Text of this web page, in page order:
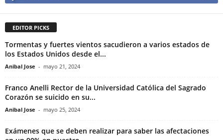
EDITOR PICKS
Tormentas y fuertes vientos sacudieron a varios estados de
los Estados Unidos desde el...
Anibal Jose - mayo 21, 2024
Franco Anelli Rector de la Universidad Católica del Sagrado
Corazón se suicido en su...
Anibal Jose - mayo 25, 2024
Exámenes que se deben realizar para saber las afectaciones